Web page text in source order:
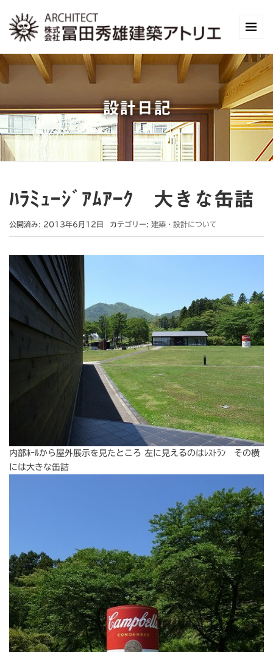
設計日記
ﾊﾗﾐｭｰｼﾞｱﾑｱｰｸ 大きな缶詰
公開済み: 2013年6月12日 カテゴリー: 建築・設計について
内部ﾎｰﾙから屋外展示を見たところ 左に見えるのはﾚｽﾄﾗﾝ その横
には大きな缶詰